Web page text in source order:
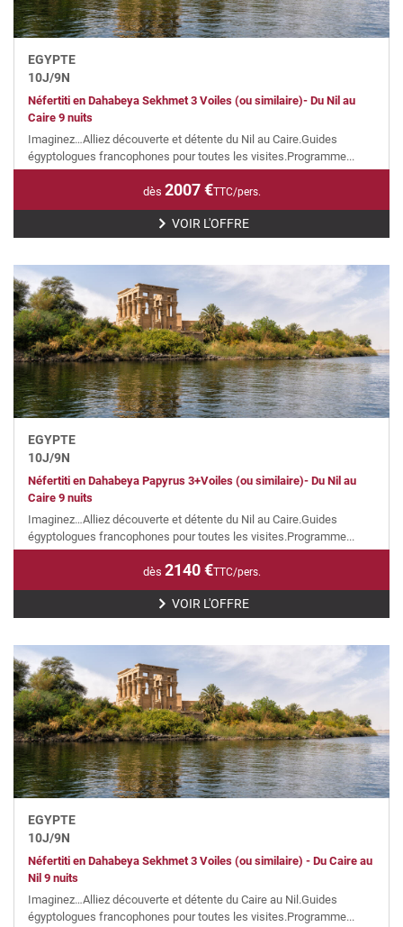
EGYPTE
10J/9N
Néfertiti en Dahabeya Sekhmet 3 Voiles (ou similaire)- Du Nil au
Caire 9 nuits
Imaginez…Alliez découverte et détente du Nil au Caire.Guides
égyptologues francophones pour toutes les visites.Programme...
dès 2007€TTC/pers.
VOIR L'OFFRE
EGYPTE
10J/9N
Néfertiti en Dahabeya Papyrus 3+Voiles (ou similaire)- Du Nil au
Caire 9 nuits
Imaginez…Alliez découverte et détente du Nil au Caire.Guides
égyptologues francophones pour toutes les visites.Programme...
dès 2140€TTC/pers.
VOIR L'OFFRE
EGYPTE
10J/9N
Néfertiti en Dahabeya Sekhmet 3 Voiles (ou similaire) - Du Caire au
Nil 9 nuits
Imaginez…Alliez découverte et détente du Caire au Nil.Guides
égyptologues francophones pour toutes les visites.Programme...